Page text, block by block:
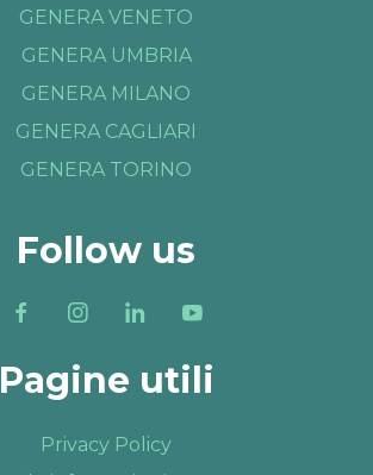
GENERA VENETO
GENERA UMBRIA
GENERA MILANO
GENERA CAGLIARI
GENERA TORINO
Follow us
Pagine utili
Privacy Policy